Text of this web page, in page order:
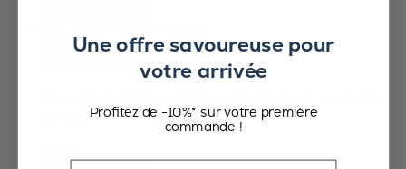
Daman
-
Une offre savoureuse pour
votre arrivée
Profitez de -10%* sur votre première
commande !